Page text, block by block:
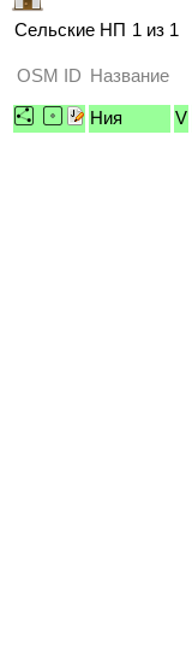
Сельские НП 1 из 1
OSM ID Название
Ния
V